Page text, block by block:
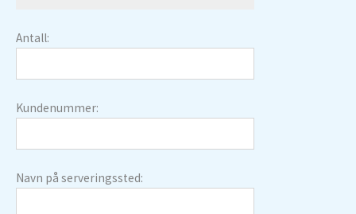
Antall:
Kundenummer:
Navn på serveringssted: